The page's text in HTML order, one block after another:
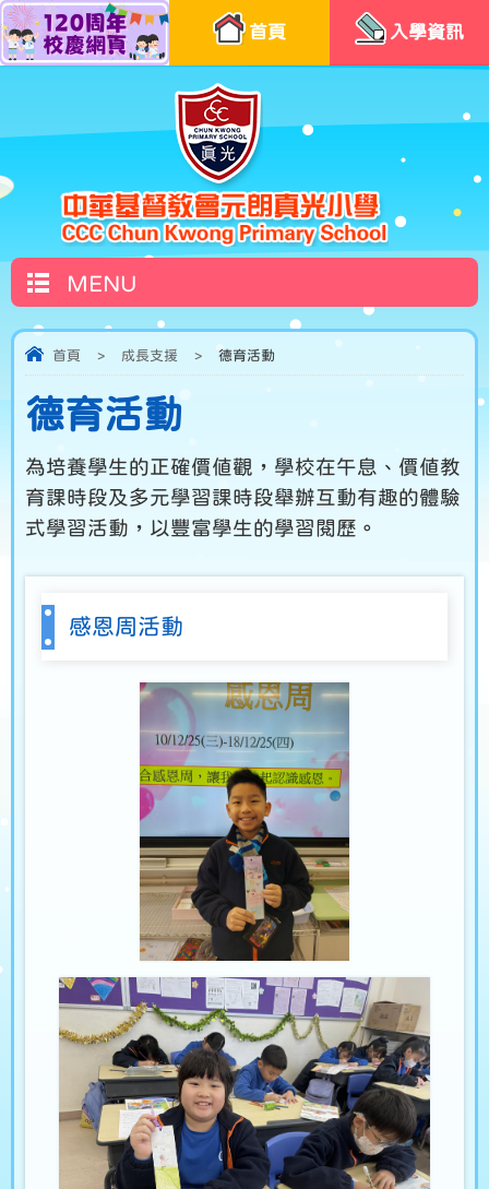
首頁 入學資訊
MENU
首頁 > 成長支援 > 德育活動
德育活動
為培養學生的正確價值觀，學校在午息、價值教
育課時段及多元學習課時段舉辦互動有趣的體驗
式學習活動，以豐富學生的學習閱歷。
感恩周活動